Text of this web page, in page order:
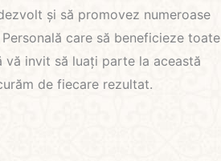
și să promovez numeroase
care să beneficieze toate
invit să luați parte la această
de fiecare rezultat.